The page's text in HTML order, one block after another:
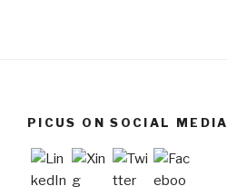
PICUS ON SOCIAL MEDIA